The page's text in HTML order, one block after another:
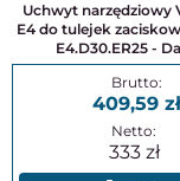
Uchwyt narzędziowy VDI 30 typ
E4 do tulejek
E4.D30.ER25 -
409,59
333